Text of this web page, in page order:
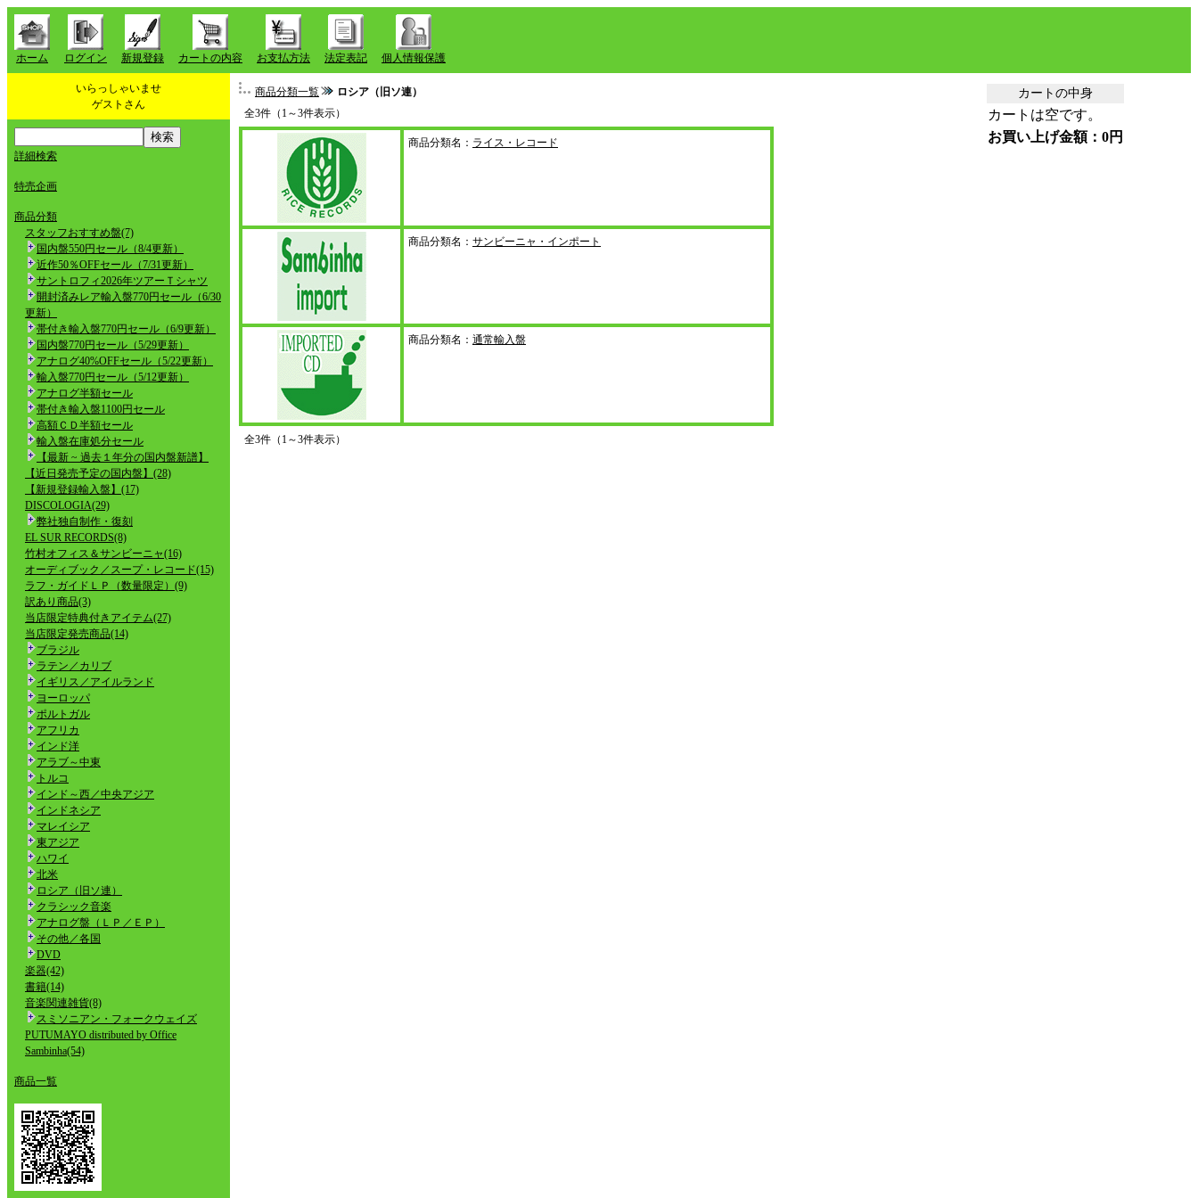
ホーム ログイン 新規登録 カートの内容 お支払方法 法定表記 個人情報保護
いらっしゃいませ
ゲストさん
詳細検索
特売企画
商品分類
スタッフおすすめ盤(7)
国内盤550円セール（8/4更新）
近作50％OFFセール（7/31更新）
サントロフィ2026年ツアーＴシャツ
開封済みレア輸入盤770円セール（6/30
更新）
帯付き輸入盤770円セール（6/9更新）
国内盤770円セール（5/29更新）
アナログ40%OFFセール（5/22更新）
輸入盤770円セール（5/12更新）
アナログ半額セール
帯付き輸入盤1100円セール
高額ＣＤ半額セール
輸入盤在庫処分セール
【最新 ~ 過去１年分の国内盤新譜】
【近日発売予定の国内盤】(28)
【新規登録輸入盤】(17)
DISCOLOGIA(29)
弊社独自制作・復刻
EL SUR RECORDS(8)
竹村オフィス＆サンビーニャ(16)
オーディブック／スープ・レコード(15)
ラフ・ガイドＬＰ（数量限定）(9)
訳あり商品(3)
当店限定特典付きアイテム(27)
当店限定発売商品(14)
ブラジル
ラテン／カリブ
イギリス／アイルランド
ヨーロッパ
ポルトガル
アフリカ
インド洋
アラブ～中東
トルコ
インド～西／中央アジア
インドネシア
マレイシア
東アジア
ハワイ
北米
ロシア（旧ソ連）
クラシック音楽
アナログ盤（ＬＰ／ＥＰ）
その他／各国
DVD
楽器(42)
書籍(14)
音楽関連雑貨(8)
スミソニアン・フォークウェイズ
PUTUMAYO distributed by Office
Sambinha(54)
商品一覧
商品分類一覧
ロシア（旧ソ連）
全3件（1～3件表示）
商品分類名： ライス・レコード
商品分類名： サンビーニャ・インポート
商品分類名： 通常輸入盤
全3件（1～3件表示）
カートの中身
カートは空です。
お買い上げ金額：0円